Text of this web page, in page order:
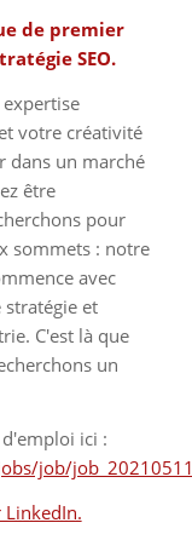
de premier
SEO.
votre créativité
dans un marché
être
pour
sommets : notre
avec
et
C'est là que
un
ici :
job/
LinkedIn.